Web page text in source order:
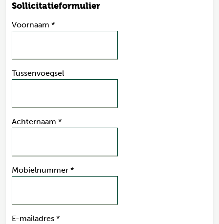
Sollicitatieformulier
Voornaam *
Tussenvoegsel
Achternaam *
Mobielnummer *
E-mailadres *